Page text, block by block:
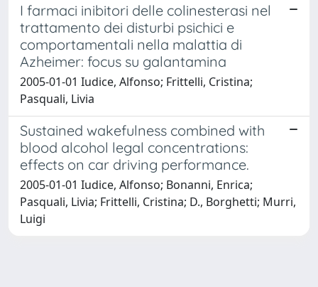
I farmaci inibitori delle colinesterasi nel
trattamento dei disturbi psichici e
comportamentali nella malattia di
Azheimer: focus su galantamina
2005-01-01 Iudice, Alfonso; Frittelli, Cristina;
Pasquali, Livia
Sustained wakefulness combined with
blood alcohol legal concentrations:
effects on car driving performance.
2005-01-01 Iudice, Alfonso; Bonanni, Enrica;
Pasquali, Livia; Frittelli, Cristina; D., Borghetti; Murri,
Luigi